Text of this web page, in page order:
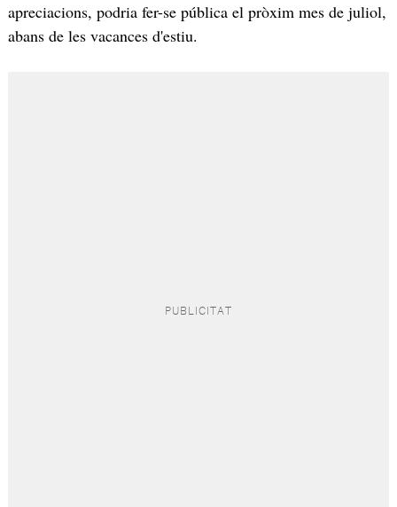
apreciacions, podria fer-se pública el pròxim mes de juliol,
abans de les vacances d'estiu.